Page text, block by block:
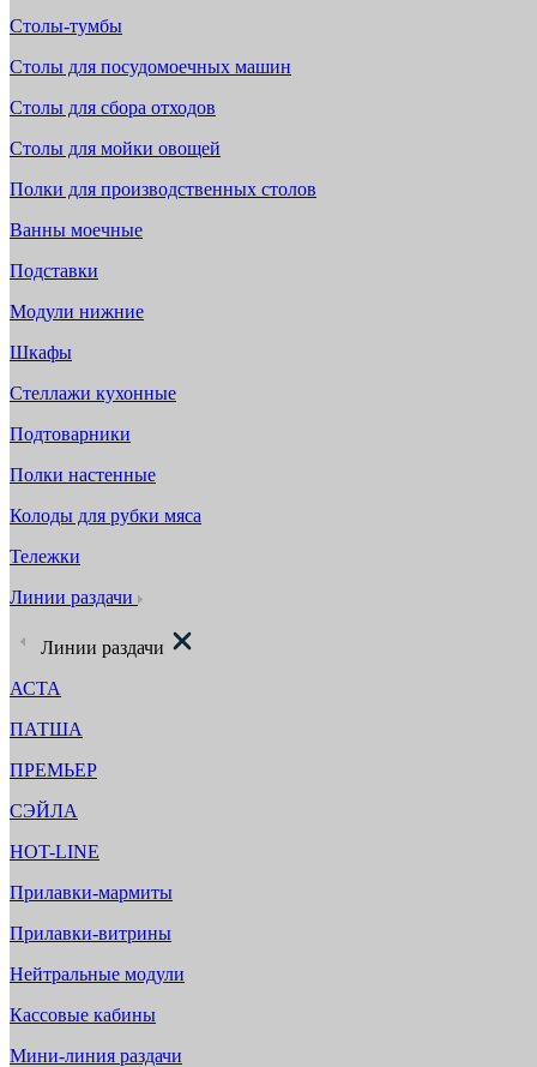
Столы-тумбы
Столы для посудомоечных машин
Столы для сбора отходов
Столы для мойки овощей
Полки для производственных столов
Ванны моечные
Подставки
Модули нижние
Шкафы
Стеллажи кухонные
Подтоварники
Полки настенные
Колоды для рубки мяса
Тележки
Линии раздачи
Линии раздачи
АСТА
ПАТША
ПРЕМЬЕР
СЭЙЛА
HOT-LINE
Прилавки-мармиты
Прилавки-витрины
Нейтральные модули
Кассовые кабины
Мини-линия раздачи